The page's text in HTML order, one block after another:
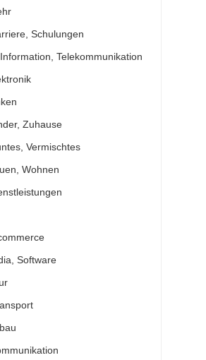
Schulungen
Telekommunikation
Zuhause
Vermischtes
Wohnen
Software